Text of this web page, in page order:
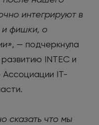
интегрируют в
и фишки, о
, — подчеркнула
INTEC и
Ассоциации IT-
сказать что мы